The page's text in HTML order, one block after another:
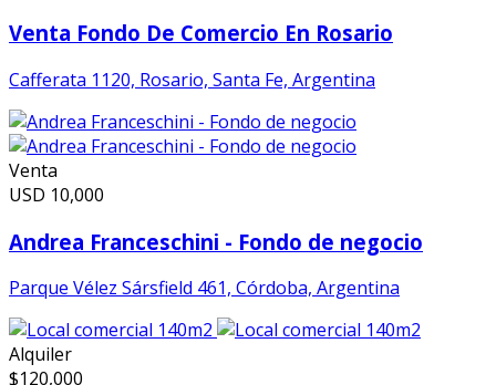
Venta Fondo De Comercio En Rosario
Cafferata 1120, Rosario, Santa Fe, Argentina
Venta
USD 10,000
Andrea Franceschini - Fondo de negocio
Parque Vélez Sársfield 461, Córdoba, Argentina
Alquiler
$120,000